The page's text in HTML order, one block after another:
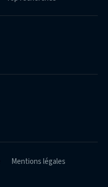
Mentions légales